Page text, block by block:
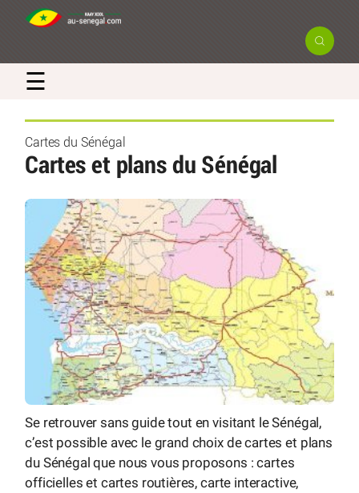
☰
Cartes du Sénégal
Cartes et plans du Sénégal
Se retrouver sans guide tout en visitant le Sénégal,
c’est possible avec le grand choix de cartes et plans
du Sénégal que nous vous proposons : cartes
officielles et cartes routières, carte interactive,